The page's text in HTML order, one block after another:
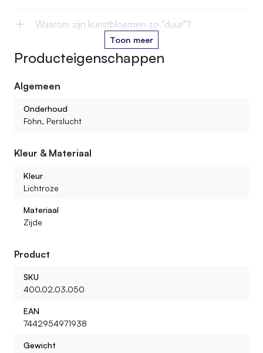
Waarom zijn kunstbloemen zo "duur"?
Kan je kunstbloemen in het water zetten?
Hoe lang gaan jullie kunstbloemen mee?
Kan ik ook kant en klare boeketten of bloemstukken
bestellen?
Wat voor kunstbloemen kan ik bij jullie vinden?
Toon meer
Producteigenschappen
Algemeen
Onderhoud
Föhn, Perslucht
Kleur & Materiaal
Kleur
Lichtroze
Materiaal
Zijde
Product
SKU
400.02.03.050
EAN
7442954971938
Gewicht